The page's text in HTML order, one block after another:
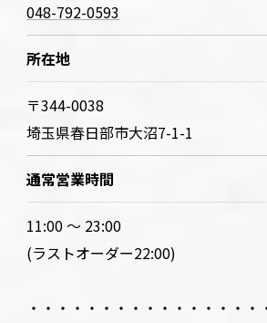
048-792-0593
所在地
〒344-0038
埼玉県春日部市大沼7-1-1
通常営業時間
11:00 〜 23:00
(ラストオーダー22:00)
・・・・・・・・・・・・・・・・